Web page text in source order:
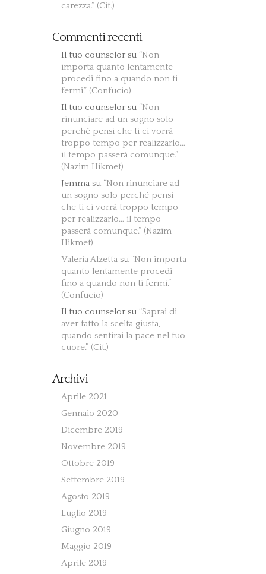
carezza.” (Cit.)
Commenti recenti
Il tuo counselor su “Non
importa quanto lentamente
procedi fino a quando non ti
fermi.” (Confucio)
Il tuo counselor su “Non
rinunciare ad un sogno solo
perché pensi che ti ci vorrà
troppo tempo per realizzarlo…
il tempo passerà comunque.”
(Nazim Hikmet)
Jemma su “Non rinunciare ad
un sogno solo perché pensi
che ti ci vorrà troppo tempo
per realizzarlo… il tempo
passerà comunque.” (Nazim
Hikmet)
Valeria Alzetta su “Non importa
quanto lentamente procedi
fino a quando non ti fermi.”
(Confucio)
Il tuo counselor su “Saprai di
aver fatto la scelta giusta,
quando sentirai la pace nel tuo
cuore.” (Cit.)
Archivi
Aprile 2021
Gennaio 2020
Dicembre 2019
Novembre 2019
Ottobre 2019
Settembre 2019
Agosto 2019
Luglio 2019
Giugno 2019
Maggio 2019
Aprile 2019